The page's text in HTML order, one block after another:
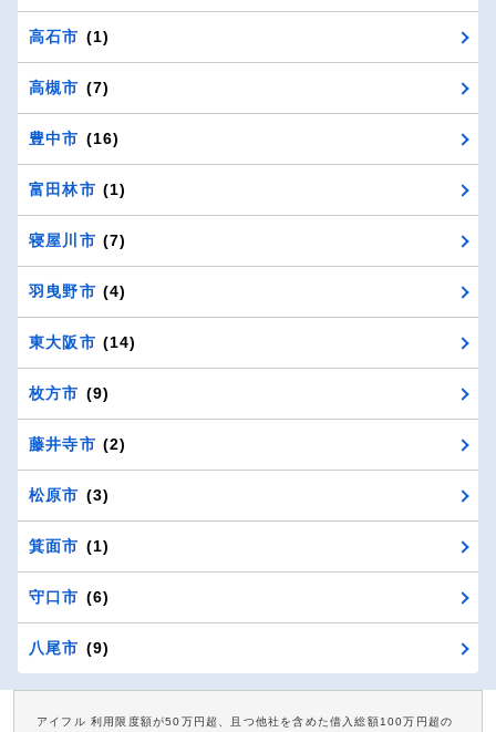
高石市 (1)
高槻市 (7)
豊中市 (16)
富田林市 (1)
寝屋川市 (7)
羽曳野市 (4)
東大阪市 (14)
枚方市 (9)
藤井寺市 (2)
松原市 (3)
箕面市 (1)
守口市 (6)
八尾市 (9)
アイフル 利用限度額が50万円超、且つ他社を含めた借入総額100万円超の